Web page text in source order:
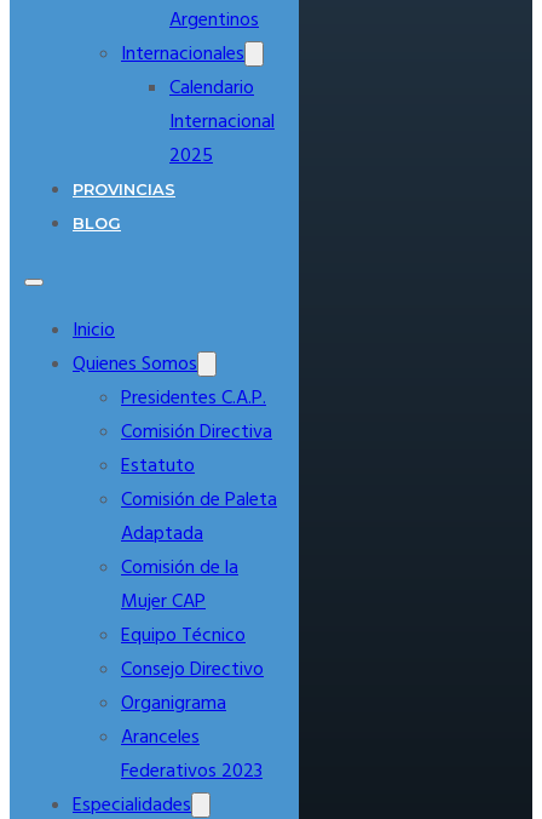
Argentinos
Internacionales
Calendario
Internacional
2025
PROVINCIAS
BLOG
Inicio
Quienes Somos
Presidentes C.A.P.
Comisión Directiva
Estatuto
Comisión de Paleta
Adaptada
Comisión de la
Mujer CAP
Equipo Técnico
Consejo Directivo
Organigrama
Aranceles
Federativos 2023
Especialidades